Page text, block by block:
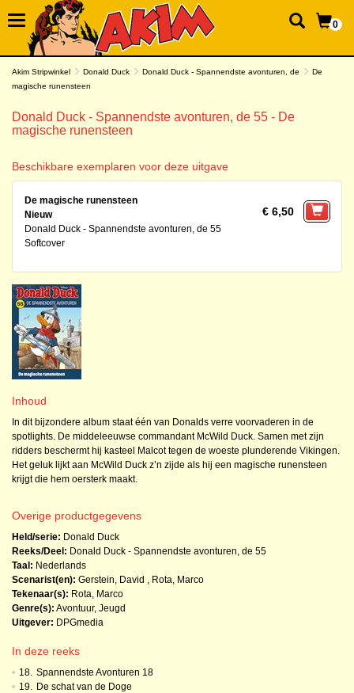
0
Akim Stripwinkel Donald Duck Donald Duck - Spannendste avonturen, de
De
magische runensteen
Donald Duck - Spannendste avonturen, de 55 - De
magische runensteen
Beschikbare exemplaren voor deze uitgave
De magische runensteen
Nieuw
Donald Duck - Spannendste avonturen, de 55
Softcover
€ 6,50
Inhoud
In dit bijzondere album staat één van Donalds verre voorvaderen in de
spotlights. De middeleeuwse commandant McWild Duck. Samen met zijn
ridders beschermt hij kasteel Malcot tegen de woeste plunderende Vikingen.
Het geluk lijkt aan McWild Duck z’n zijde als hij een magische runensteen
krijgt die hem oersterk maakt.
Overige productgegevens
Held/serie: Donald Duck
Reeks/Deel: Donald Duck - Spannendste avonturen, de 55
Taal: Nederlands
Scenarist(en): Gerstein, David , Rota, Marco
Tekenaar(s): Rota, Marco
Genre(s): Avontuur, Jeugd
Uitgever: DPGmedia
In deze reeks
• 18. Spannendste Avonturen 18
• 19. De schat van de Doge